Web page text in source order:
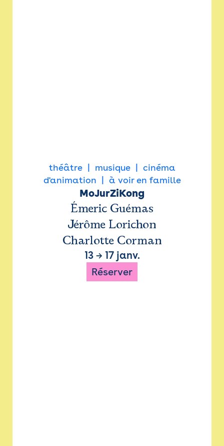
théâtre musique
cinéma
d'animation
à voir en famille
MoJurZiKong
Émeric Guémas
Jérôme Lorichon
Charlotte Corman
13→ 17 janv.
Réserver